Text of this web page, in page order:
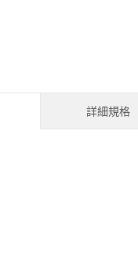
詳細規格